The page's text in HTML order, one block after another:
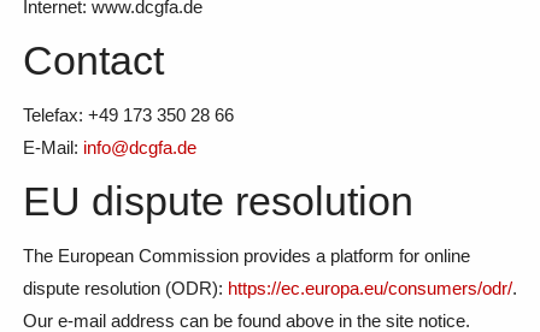
Internet: www.dcgfa.de
Contact
Telefax: +49 173 350 28 66
E-Mail: info@dcgfa.de
EU dispute resolution
The European Commission provides a platform for online
dispute resolution (ODR): https://ec.europa.eu/consumers/odr/.
Our e-mail address can be found above in the site notice.